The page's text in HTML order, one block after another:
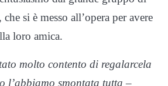
si è messo all’opera per avere
loro amica.
molto contento di regalarcela
l’abbiamo smontata tutta –